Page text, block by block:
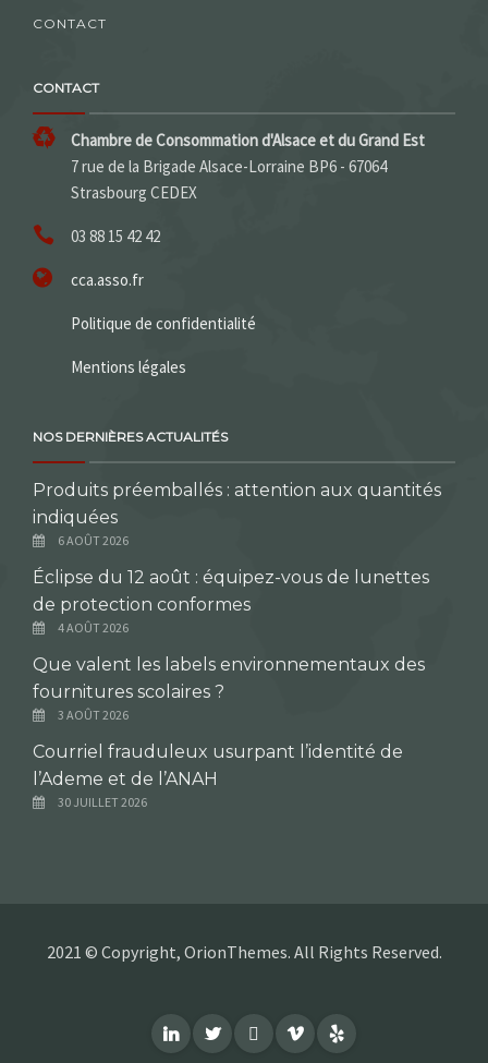
CONTACT
CONTACT
Chambre de Consommation d'Alsace et du Grand Est
7 rue de la Brigade Alsace-Lorraine BP6 - 67064
Strasbourg CEDEX
03 88 15 42 42
cca.asso.fr
Politique de confidentialité
Mentions légales
NOS DERNIÈRES ACTUALITÉS
Produits préemballés : attention aux quantités
indiquées
6 AOÛT 2026
Éclipse du 12 août : équipez-vous de lunettes
de protection conformes
4 AOÛT 2026
Que valent les labels environnementaux des
fournitures scolaires ?
3 AOÛT 2026
Courriel frauduleux usurpant l’identité de
l’Ademe et de l’ANAH
30 JUILLET 2026
2021 © Copyright, OrionThemes. All Rights Reserved.